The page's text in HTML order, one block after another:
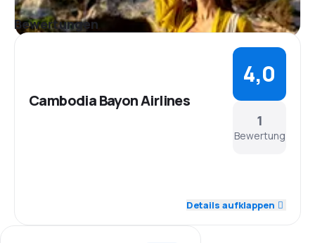
Bewertungen
Cambodia Bayon Airlines
1
Bewertung
4,0
Details aufklappen